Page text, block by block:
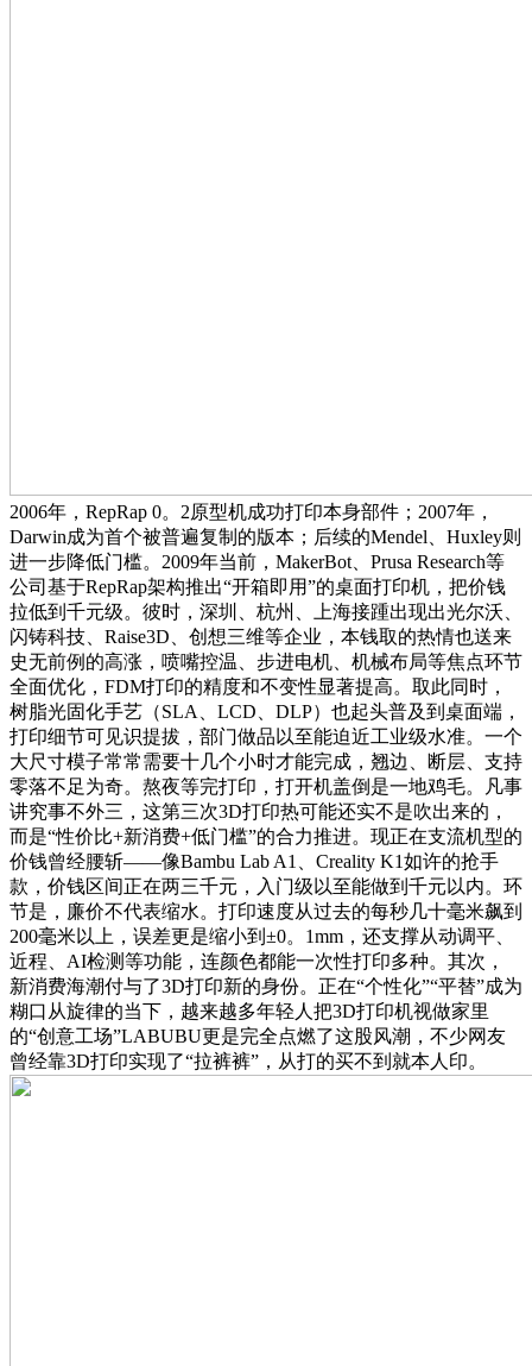
2006年，RepRap 0。2原型机成功打印本身部件；2007年，
Darwin成为首个被普遍复制的版本；后续的Mendel、Huxley则
进一步降低门槛。2009年当前，MakerBot、Prusa Research等
公司基于RepRap架构推出“开箱即用”的桌面打印机，把价钱
拉低到千元级。彼时，深圳、杭州、上海接踵出现出光尔沃、
闪铸科技、Raise3D、创想三维等企业，本钱取的热情也送来
史无前例的高涨，喷嘴控温、步进电机、机械布局等焦点环节
全面优化，FDM打印的精度和不变性显著提高。取此同时，
树脂光固化手艺（SLA、LCD、DLP）也起头普及到桌面端，
打印细节可见识提拔，部门做品以至能迫近工业级水准。一个
大尺寸模子常常需要十几个小时才能完成，翘边、断层、支持
零落不足为奇。熬夜等完打印，打开机盖倒是一地鸡毛。凡事
讲究事不外三，这第三次3D打印热可能还实不是吹出来的，
而是“性价比+新消费+低门槛”的合力推进。现正在支流机型的
价钱曾经腰斩——像Bambu Lab A1、Creality K1如许的抢手
款，价钱区间正在两三千元，入门级以至能做到千元以内。环
节是，廉价不代表缩水。打印速度从过去的每秒几十毫米飙到
200毫米以上，误差更是缩小到±0。1mm，还支撑从动调平、
近程、AI检测等功能，连颜色都能一次性打印多种。其次，
新消费海潮付与了3D打印新的身份。正在“个性化”“平替”成为
糊口从旋律的当下，越来越多年轻人把3D打印机视做家里
的“创意工场”LABUBU更是完全点燃了这股风潮，不少网友
曾经靠3D打印实现了“拉裤裤”，从打的买不到就本人印。